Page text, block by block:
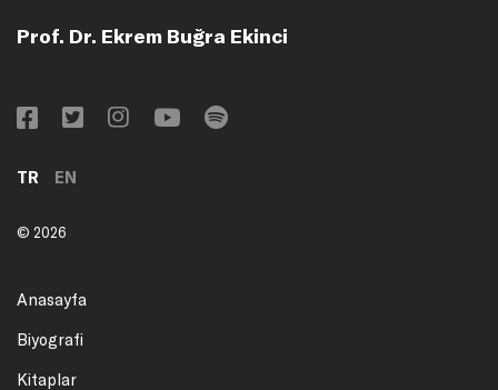
Prof. Dr. Ekrem Buğra Ekinci
TR EN
© 2026
Anasayfa
Biyografi
Kitaplar